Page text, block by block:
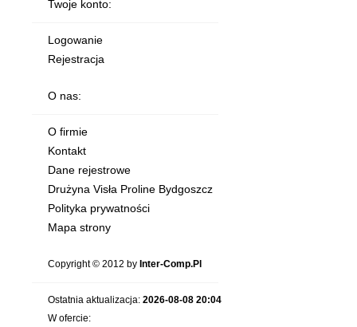
Twoje konto:
Logowanie
Rejestracja
O nas:
O firmie
Kontakt
Dane rejestrowe
Drużyna Visła Proline Bydgoszcz
Polityka prywatności
Mapa strony
Copyright © 2012 by Inter-Comp.Pl
Ostatnia aktualizacja: 2026-08-08 20:04
W ofercie: